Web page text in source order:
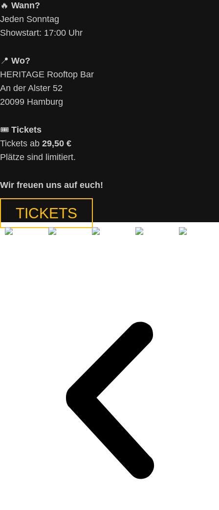
🔥 Wann?
Jeden Sonntag
Showstart: 17:00 Uhr
📍 Wo?
HERITAGE Rooftop Bar
An der Alster 52
20099 Hamburg
🎟 Tickets
Tickets ab 29,50 €
Plätze sind limitiert.
Wir freuen uns auf euch!
TICKETS